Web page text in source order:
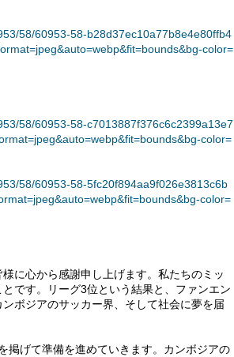
58/60953-58-b28d37ec10a77b8e4e80ffb4
color=
58/60953-58-c7013887f376c6c2399a13e7
color=
58/60953-58-5fc20f894aa9f026e3813c6b
color=
に心から感謝申し上げます。私たちのミッ
です。リーグ3位という結果と、ファンエン
ボジアのサッカー界、そして社会に夢を届
掲げて準備を進めていきます。カンボジアの